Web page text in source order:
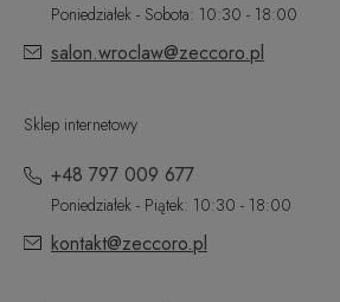
Poniedziałek - Sobota: 10:30 - 18:00
salon.wroclaw@zeccoro.pl
Sklep internetowy
+48 797 009 677
Poniedziałek - Piątek: 10:30 - 18:00
kontakt@zeccoro.pl